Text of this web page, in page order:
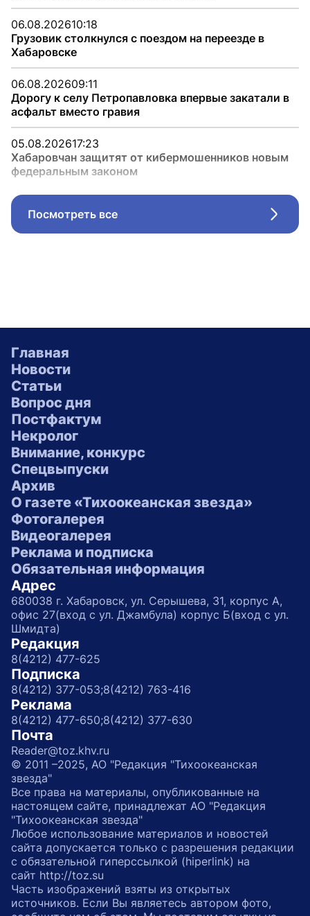
06.08.202610:18
Грузовик столкнулся с поездом на переезде в
Хабаровске
06.08.202609:11
Дорогу к селу Петропавловка впервые закатали в
асфальт вместо гравия
05.08.202617:23
Хабаровчан защитят от кибермошенников новым
федеральным законом
Посмотреть все
Главная
Новости
Статьи
Вопрос дня
Постфактум
Некролог
Внимание, конкурс
Спецвыпуски
Архив
О газете «Тихоокеанская звезда»
Фотогалерея
Видеогалерея
Реклама и подписка
Обязательная информация
Адрес
680038 г. Хабаровск, ул. Серышева, 31, корпус А,
офис 27(вход с ул. Джамбула) корпус Б(вход с ул.
Шмидта)
Редакция
8(4212) 477-625
Подписка
8(4212) 377-053;8(4212) 763-416
Реклама
8(4212) 477-650;8(4212) 377-630
Почта
Reader@toz.khv.ru
© 2011 –2025, АО "Редакция "Тихоокеанская
звезда"
Все права на материалы, опубликованные на
настоящем сайте, принадлежат АО "Редакция
"Тихоокеанская звезда"
Любое использование материалов и новостей
сайта допускается только с разрешения редакции
с обязательной гиперссылкой (hiperlink) на
сайт http://toz.su
Часть изображений взяты из открытых
источников. Если Вы являетесь автором фото,